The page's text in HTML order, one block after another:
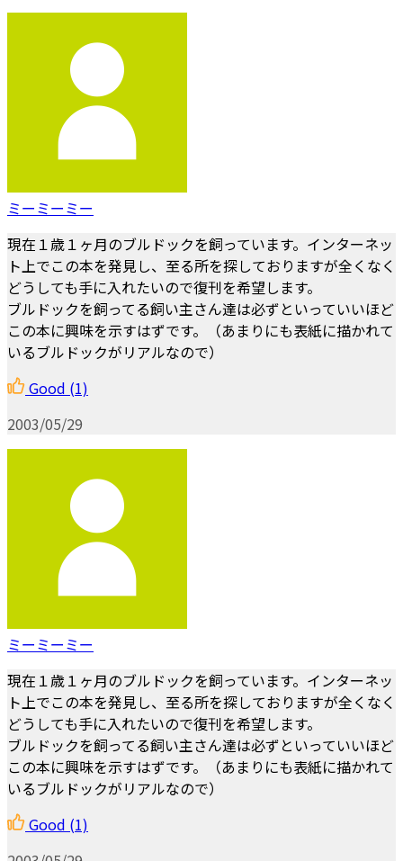
ミーミーミー
現在１歳１ヶ月のブルドックを飼っています。インターネッ
ト上でこの本を発見し、至る所を探しておりますが全くなく
どうしても手に入れたいので復刊を希望します。
ブルドックを飼ってる飼い主さん達は必ずといっていいほど
この本に興味を示すはずです。（あまりにも表紙に描かれて
いるブルドックがリアルなので）
Good (1)
2003/05/29
ミーミーミー
現在１歳１ヶ月のブルドックを飼っています。インターネッ
ト上でこの本を発見し、至る所を探しておりますが全くなく
どうしても手に入れたいので復刊を希望します。
ブルドックを飼ってる飼い主さん達は必ずといっていいほど
この本に興味を示すはずです。（あまりにも表紙に描かれて
いるブルドックがリアルなので）
Good (1)